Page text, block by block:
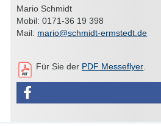
Mario Schmidt
Mobil: 0171-36 19 398
Mail: mario@schmidt-ermstedt.de
Für Sie der PDF Messeflyer